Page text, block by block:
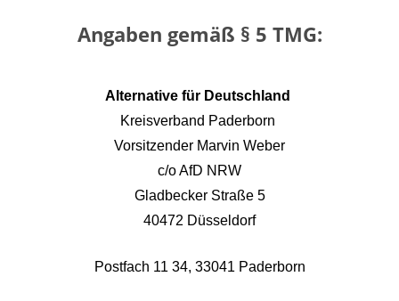
Angaben gemäß § 5 TMG:
Alternative für Deutschland
Kreisverband Paderborn
Vorsitzender Marvin Weber
c/o AfD NRW
Gladbecker Straße 5
40472 Düsseldorf
Postfach 11 34, 33041 Paderborn